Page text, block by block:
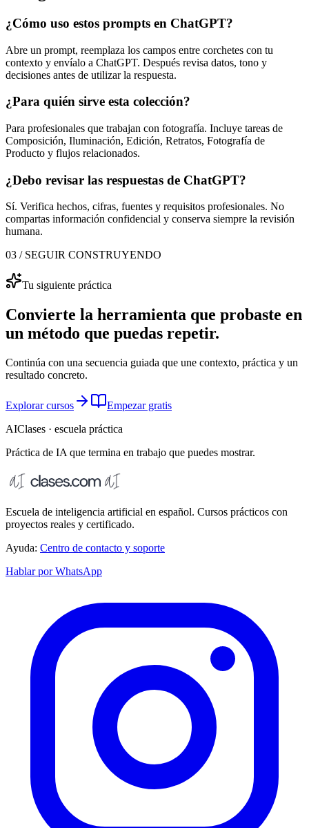
¿Cómo uso estos prompts en ChatGPT?
Abre un prompt, reemplaza los campos entre corchetes con tu
contexto y envíalo a ChatGPT. Después revisa datos, tono y
decisiones antes de utilizar la respuesta.
¿Para quién sirve esta colección?
Para profesionales que trabajan con fotografía. Incluye tareas de
Composición, Iluminación, Edición, Retratos, Fotografía de
Producto y flujos relacionados.
¿Debo revisar las respuestas de ChatGPT?
Sí. Verifica hechos, cifras, fuentes y requisitos profesionales. No
compartas información confidencial y conserva siempre la revisión
humana.
03 / SEGUIR CONSTRUYENDO
Tu siguiente práctica
Convierte la herramienta que probaste en
un método que puedas repetir.
Continúa con una secuencia guiada que une contexto, práctica y un
resultado concreto.
Explorar cursos
Empezar gratis
AIClases · escuela práctica
Práctica de IA que termina en trabajo que puedes mostrar.
Escuela de inteligencia artificial en español. Cursos prácticos con
proyectos reales y certificado.
Ayuda: Centro de contacto y soporte
Hablar por WhatsApp